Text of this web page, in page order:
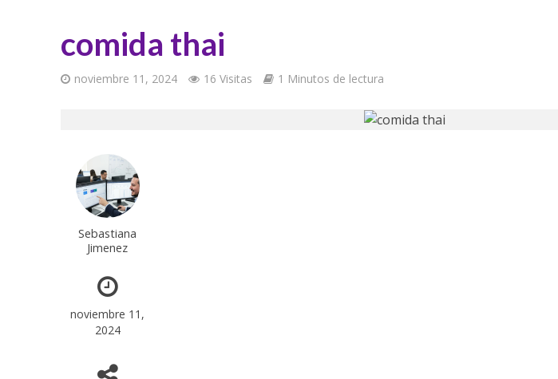
comida thai
noviembre 11, 2024 16 Visitas 1 Minutos de lectura
Sebastiana
Jimenez
noviembre 11,
2024